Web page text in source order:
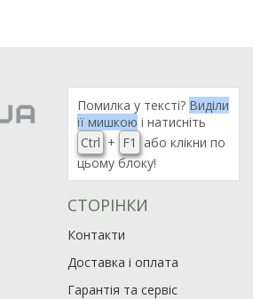
Помилка у тексті? Виділи
її мишкою і натисніть
Ctrl + F1
або клікни по
цьому блоку!
СТОРІНКИ
Контакти
Доставка і оплата
Гарантія та сервіс